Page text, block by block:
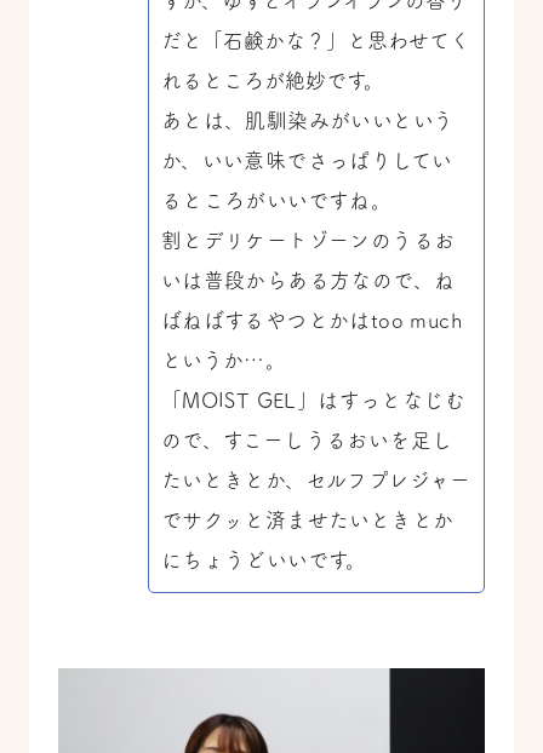
だと「石鹸かな？」と思わせてく
れるところが絶妙です。
あとは、肌馴染みがいいという
か、いい意味でさっぱりしてい
るところがいいですね。
割とデリケートゾーンのうるお
いは普段からある方なので、ね
ばねばするやつとかはtoo much
というか…。
「MOIST GEL」はすっとなじむ
ので、すこーしうるおいを足し
たいときとか、セルフプレジャー
でサクッと済ませたいときとか
にちょうどいいです。